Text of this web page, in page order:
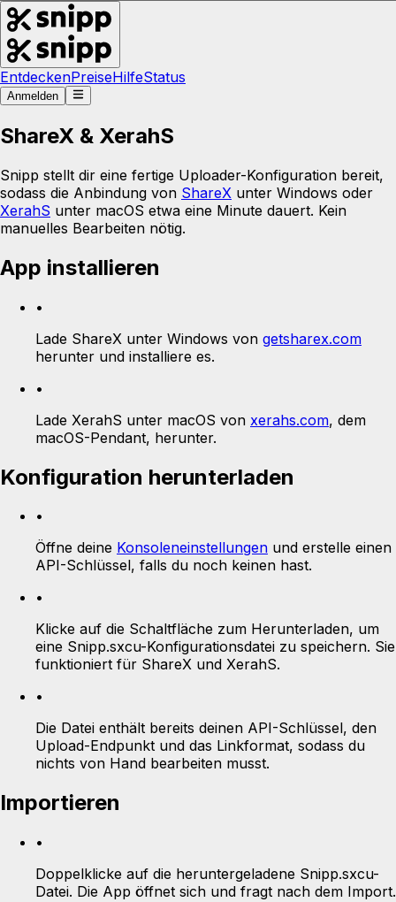
EntdeckenPreiseHilfeStatus
Anmelden
ShareX & XerahS
Snipp stellt dir eine fertige Uploader-Konfiguration bereit,
sodass die Anbindung von ShareX unter Windows oder
XerahS unter macOS etwa eine Minute dauert. Kein
manuelles Bearbeiten nötig.
App installieren
•
Lade ShareX unter Windows von getsharex.com
herunter und installiere es.
•
Lade XerahS unter macOS von xerahs.com, dem
macOS-Pendant, herunter.
Konfiguration herunterladen
•
Öffne deine Konsoleneinstellungen und erstelle einen
API-Schlüssel, falls du noch keinen hast.
•
Klicke auf die Schaltfläche zum Herunterladen, um
eine Snipp.sxcu-Konfigurationsdatei zu speichern. Sie
funktioniert für ShareX und XerahS.
•
Die Datei enthält bereits deinen API-Schlüssel, den
Upload-Endpunkt und das Linkformat, sodass du
nichts von Hand bearbeiten musst.
Importieren
•
Doppelklicke auf die heruntergeladene Snipp.sxcu-
Datei. Die App öffnet sich und fragt nach dem Import.